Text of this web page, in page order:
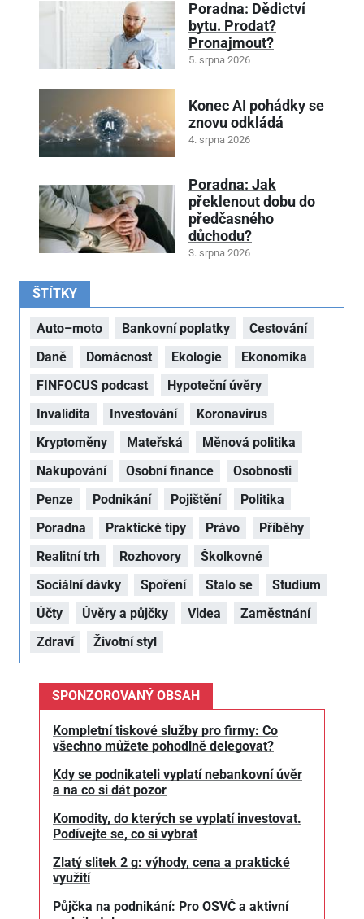
Poradna: Dědictví
bytu. Prodat?
Pronajmout?
5. srpna 2026
Konec AI pohádky se
znovu odkládá
4. srpna 2026
Poradna: Jak
překlenout dobu do
předčasného
důchodu?
3. srpna 2026
ŠTÍTKY
Auto–moto Bankovní poplatky
Cestování
Daně
Domácnost Ekologie
Ekonomika
FINFOCUS podcast
Hypoteční úvěry
Invalidita
Investování
Koronavirus
Kryptoměny
Mateřská
Měnová politika
Nakupování
Osobní finance
Osobnosti
Penze
Podnikání Pojištění
Politika
Poradna
Praktické tipy Právo
Příběhy
Realitní trh
Rozhovory
Školkovné
Sociální dávky
Spoření Stalo se
Studium
Účty
Úvěry a půjčky Videa
Zaměstnání
Zdraví
Životní styl
SPONZOROVANÝ OBSAH
Kompletní tiskové služby pro firmy: Co
všechno můžete pohodlně delegovat?
Kdy se podnikateli vyplatí nebankovní úvěr
a na co si dát pozor
Komodity, do kterých se vyplatí investovat.
Podívejte se, co si vybrat
Zlatý slitek 2 g: výhody, cena a praktické
využití
Půjčka na podnikání: Pro OSVČ a aktivní